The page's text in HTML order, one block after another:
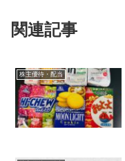
関連記事
株主優待・配当